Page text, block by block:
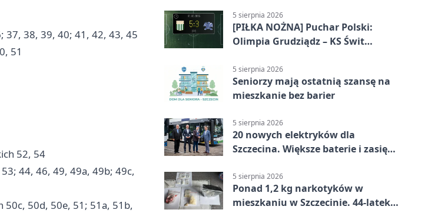
38, 39, 40; 41, 42, 43, 45
51
52, 54
44, 46, 49, 49a, 49b; 49c,
50d, 50e, 51; 51a, 51b,
5 sierpnia 2026
[PIŁKA NOŻNA] Puchar Polski:
Olimpia Grudziądz – KS Świt
stracił dwubramkowe prowadzenie
5 sierpnia 2026
Seniorzy mają ostatnią szansę na
mieszkanie bez barier
5 sierpnia 2026
20 nowych elektryków dla
Szczecina. Większe baterie i zasięg
5 sierpnia 2026
Ponad 1,2 kg narkotyków w
mieszkaniu w Szczecinie. 44-latek